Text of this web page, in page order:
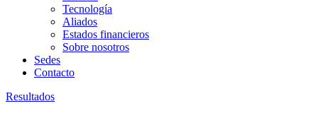
Tecnología
Aliados
Estados financieros
Sobre nosotros
Sedes
Contacto
Resultados